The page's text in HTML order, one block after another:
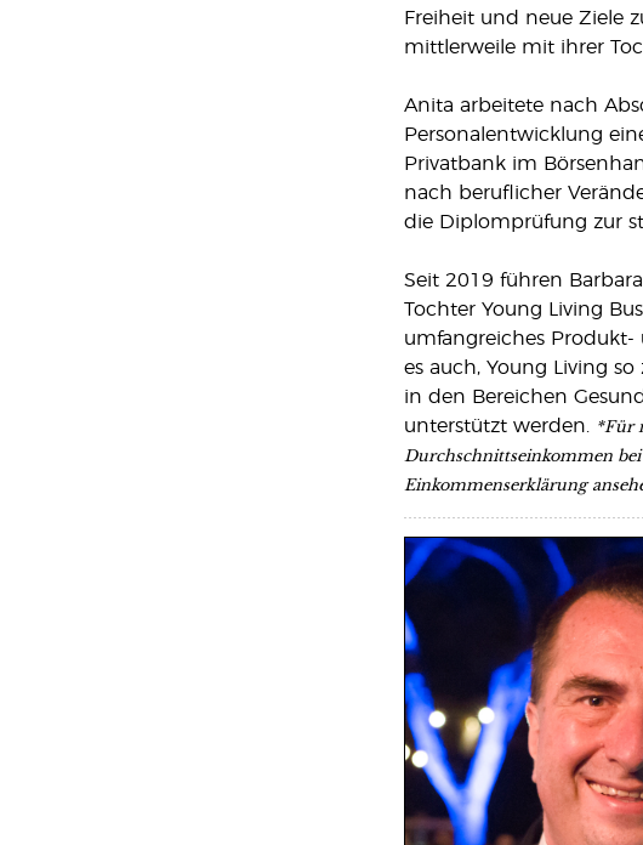
Freiheit und neue Ziele
mittlerweile mit ihrer
Anita arbeitete nach
Personalentwicklung
Privatbank im
nach beruflicher
die Diplomprüfung zur
Seit 2019 führen
Tochter Young Living
umfangreiches Produkt-
es auch, Young Living
in den Bereichen
unterstützt werden.
*Für
Durchschnittseinkommen
Einkommenserklärung